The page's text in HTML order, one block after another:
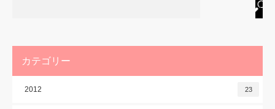
カテゴリー
2012 23